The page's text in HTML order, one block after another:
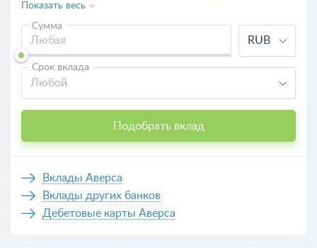
условия по пенсионным вкладам в Аверсе,
рассчитайте калькулятором доходность и сравните
с программами других банков.
Показать весь
Сумма
RUB
Срок вклада
Любой
Подобрать вклад
Вклады Аверса
Вклады других банков
Дебетовые карты Аверса